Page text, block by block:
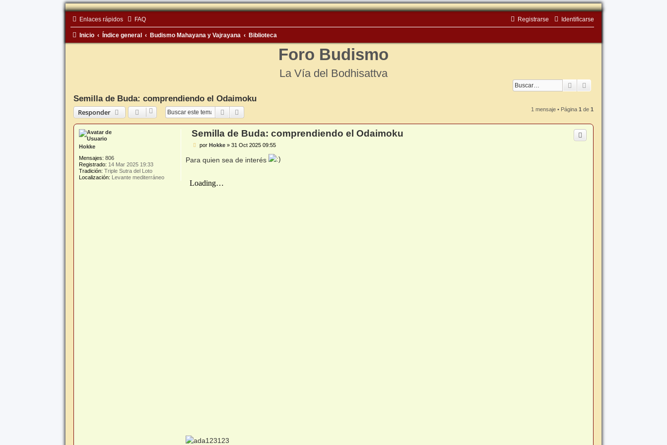
Enlaces rápidos FAQ Identificarse
Registrarse
Inicio Índice general Budismo Mahayana y Vajrayana Biblioteca
Foro Budismo
La Vía del Bodhisattva
Buscar
Semilla de Buda: comprendiendo el Odaimoku
Responder
Buscar 1 mensaje • Página1 de1
Hokke
Mensajes: 806
Registrado: 14 Mar 2025 19:33
Tradición: Triple Sutra del Loto
Localización: Levante mediterráneo
Semilla de Buda: comprendiendo el Odaimoku
M
s
e
porHokke »31 Oct 2025 09:55
Para quien sea de interés